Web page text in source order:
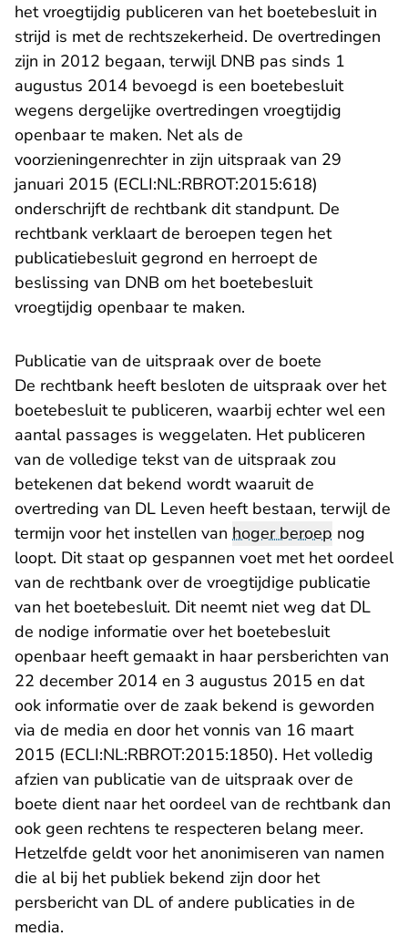
het vroegtijdig publiceren van het boetebesluit in
strijd is met de rechtszekerheid. De overtredingen
zijn in 2012 begaan, terwijl DNB pas sinds 1
augustus 2014 bevoegd is een boetebesluit
wegens dergelijke overtredingen vroegtijdig
openbaar te maken. Net als de
voorzieningenrechter in zijn uitspraak van 29
januari 2015 (ECLI:NL:RBROT:2015:618)
onderschrijft de rechtbank dit standpunt. De
rechtbank verklaart de beroepen tegen het
publicatiebesluit gegrond en herroept de
beslissing van DNB om het boetebesluit
vroegtijdig openbaar te maken.
Publicatie van de uitspraak over de boete
De rechtbank heeft besloten de uitspraak over het
boetebesluit te publiceren, waarbij echter wel een
aantal passages is weggelaten. Het publiceren
van de volledige tekst van de uitspraak zou
betekenen dat bekend wordt waaruit de
overtreding van DL Leven heeft bestaan, terwijl de
termijn voor het instellen van hoger beroep nog
loopt. Dit staat op gespannen voet met het oordeel
van de rechtbank over de vroegtijdige publicatie
van het boetebesluit. Dit neemt niet weg dat DL
de nodige informatie over het boetebesluit
openbaar heeft gemaakt in haar persberichten van
22 december 2014 en 3 augustus 2015 en dat
ook informatie over de zaak bekend is geworden
via de media en door het vonnis van 16 maart
2015 (ECLI:NL:RBROT:2015:1850). Het volledig
afzien van publicatie van de uitspraak over de
boete dient naar het oordeel van de rechtbank dan
ook geen rechtens te respecteren belang meer.
Hetzelfde geldt voor het anonimiseren van namen
die al bij het publiek bekend zijn door het
persbericht van DL of andere publicaties in de
media.